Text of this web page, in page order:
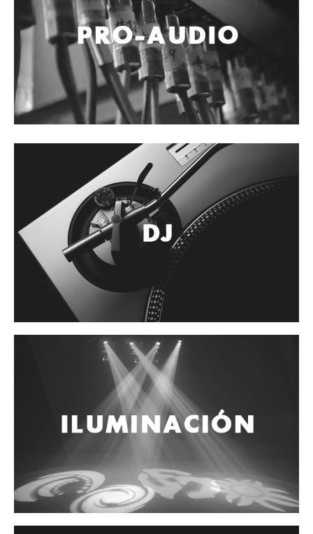
Sonido
Parlante
Video y USB
Espigas y conectores
Accesorios
Mariachi
Accesorios
Cuerdas
Guitarra Metal
Guitarra Nylon
Otros instrumentos de arco